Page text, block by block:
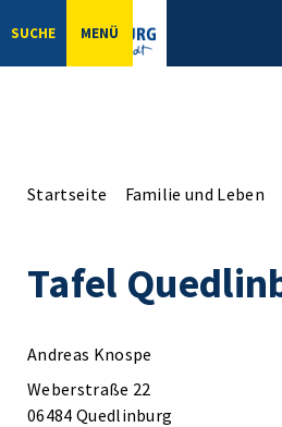
SUCHE MENÜ
Startseite Familie und Leben
Tafel
Andreas Knospe
Weberstraße 22
06484 Quedlinburg